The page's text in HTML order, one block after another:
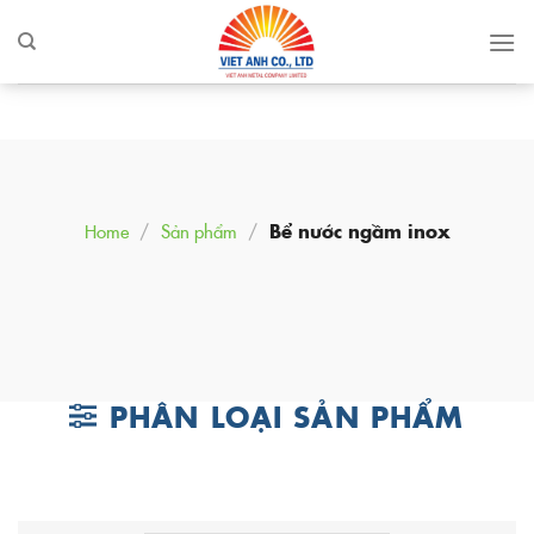
Home / Sản phẩm / Bể nước ngầm inox
PHÂN LOẠI SẢN PHẨM